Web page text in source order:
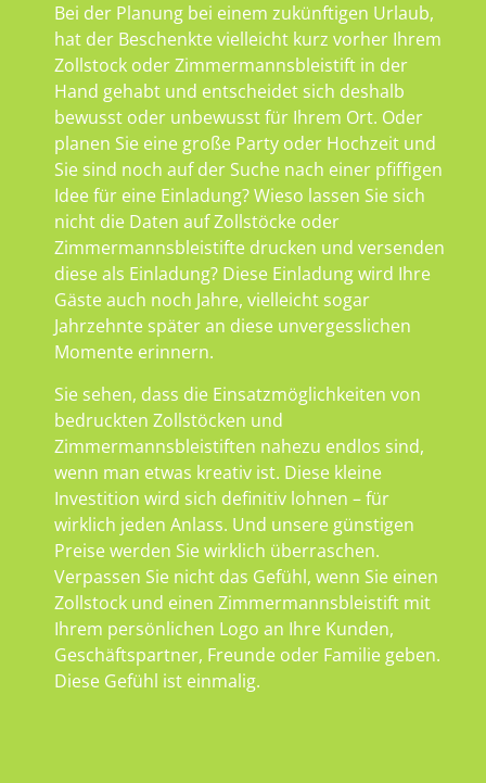
Bei der Planung bei einem zukünftigen Urlaub,
hat der Beschenkte vielleicht kurz vorher Ihrem
Zollstock oder Zimmermannsbleistift in der
Hand gehabt und entscheidet sich deshalb
bewusst oder unbewusst für Ihrem Ort. Oder
planen Sie eine große Party oder Hochzeit und
Sie sind noch auf der Suche nach einer pfiffigen
Idee für eine Einladung? Wieso lassen Sie sich
nicht die Daten auf Zollstöcke oder
Zimmermannsbleistifte drucken und versenden
diese als Einladung? Diese Einladung wird Ihre
Gäste auch noch Jahre, vielleicht sogar
Jahrzehnte später an diese unvergesslichen
Momente erinnern.
Sie sehen, dass die Einsatzmöglichkeiten von
bedruckten Zollstöcken und
Zimmermannsbleistiften nahezu endlos sind,
wenn man etwas kreativ ist. Diese kleine
Investition wird sich definitiv lohnen – für
wirklich jeden Anlass. Und unsere günstigen
Preise werden Sie wirklich überraschen.
Verpassen Sie nicht das Gefühl, wenn Sie einen
Zollstock und einen Zimmermannsbleistift mit
Ihrem persönlichen Logo an Ihre Kunden,
Geschäftspartner, Freunde oder Familie geben.
Diese Gefühl ist einmalig.